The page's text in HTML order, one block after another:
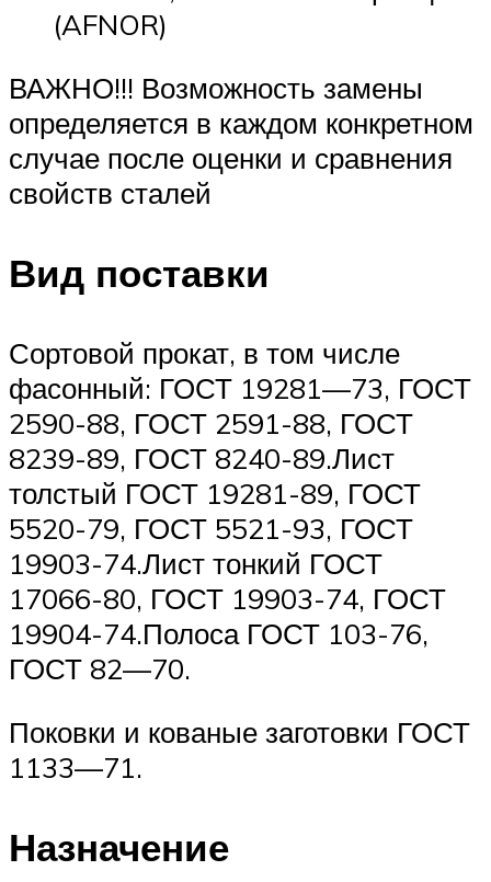
(AFNOR)
ВАЖНО!!! Возможность замены
определяется в каждом конкретном
случае после оценки и сравнения
свойств сталей
Вид поставки
Сортовой прокат, в том числе
фасонный: ГОСТ 19281—73, ГОСТ
2590-88, ГОСТ 2591-88, ГОСТ
8239-89, ГОСТ 8240-89.Лист
толстый ГОСТ 19281-89, ГОСТ
5520-79, ГОСТ 5521-93, ГОСТ
19903-74.Лист тонкий ГОСТ
17066-80, ГОСТ 19903-74, ГОСТ
19904-74.Полоса ГОСТ 103-76,
ГОСТ 82—70.
Поковки и кованые заготовки ГОСТ
1133—71.
Назначение